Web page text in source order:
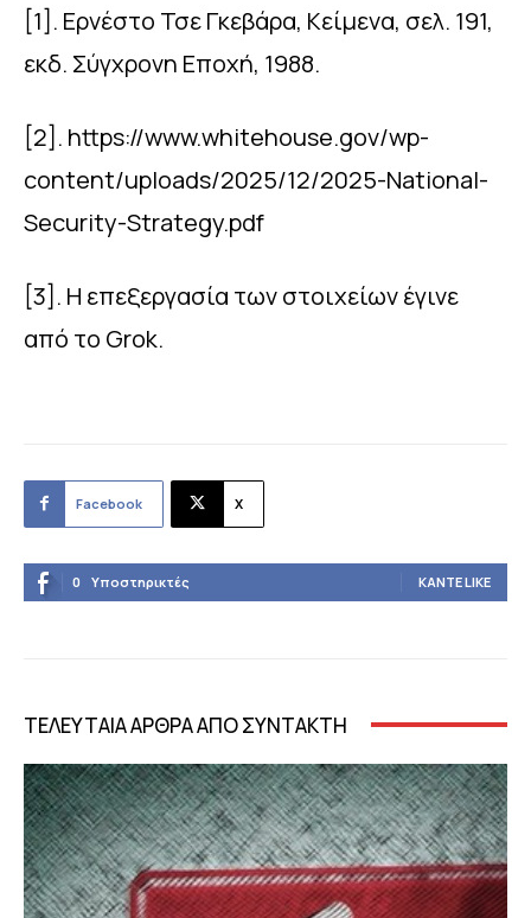
[1] . Ερνέστο Τσε Γκεβάρα, Κείμενα, σελ. 191,
εκδ. Σύγχρονη Εποχή, 1988.
[2] . https://www.whitehouse.gov/wp-
content/uploads/2025/12/2025-National-
Security-Strategy.pdf
[3] . Η επεξεργασία των στοιχείων έγινε
από το Grok.
Facebook X
0 Υποστηρικτές ΚΆΝΤΕ LIKE
ΤΕΛΕΥΤΑΙΑ ΑΡΘΡΑ ΑΠΟ ΣΥΝΤΑΚΤΗ